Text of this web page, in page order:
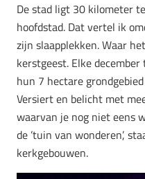
De stad ligt 30 kilometer
hoofdstad. Dat vertel ik
zijn slaapplekken. Waar
kerstgeest. Elke
hun 7 hectare
Versiert en belicht met
waarvan je nog niet eens
de ’tuin van wonderen’,
kerkgebouwen.